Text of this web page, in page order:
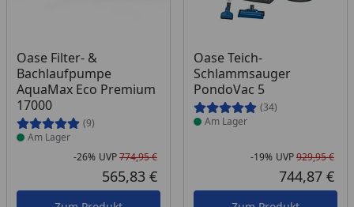
Oase Filter- &
Bachlaufpumpe
AquaMax Eco Premium
17000
(9)
Produkt am Lager
Am Lager
Rabatt in Prozent
-26%
Ursprünglicher Preis
UVP774,95 €
Aktueller Preis
565,83 €
Oase Teich-
Schlammsauger
PondoVac 5
(34)
Produkt am Lager
Am Lager
-19% UVP929,95 €
744,87 €